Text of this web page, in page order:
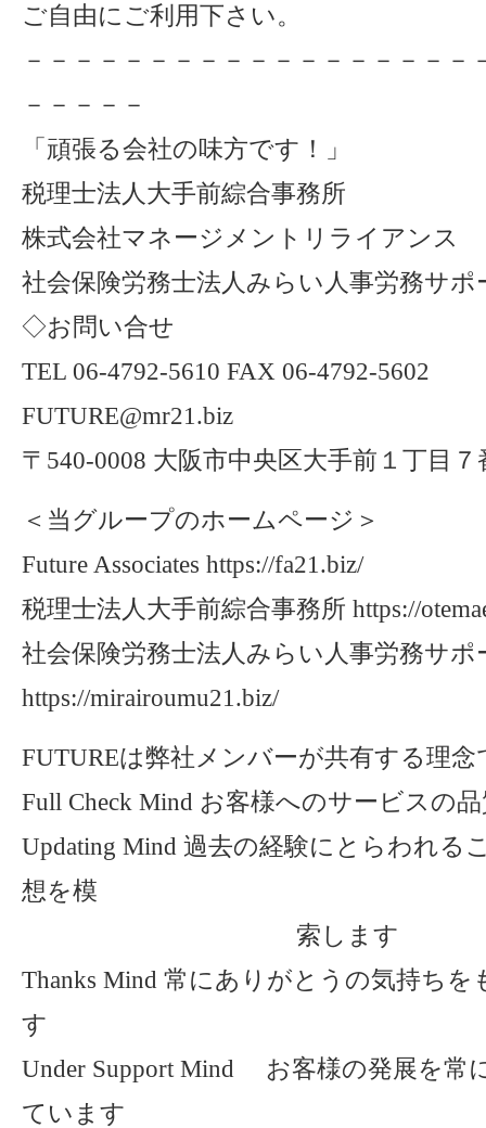
ご自由にご利用下さい。
－－－－－－－－－－－－－－－－－－
－－－－－
「頑張る会社の味方です！」
税理士法人大手前綜合事務所
株式会社マネージメントリライアンス
社会保険労務士法人みらい人事労務サポ
◇お問い合せ
TEL 06-4792-5610 FAX 06-4792-5602
FUTURE@mr21.biz
〒540-0008 大阪市中央区大手前１丁目
＜当グループのホームページ＞
Future Associates https://fa21.biz/
税理士法人大手前綜合事務所 https://
社会保険労務士法人みらい人事労務サポ
https://mirairoumu21.biz/
FUTUREは弊社メンバーが共有する理念
Full Check Mind お客様へのサービスの
Updating Mind 過去の経験にとらわれる
想を模
索します
Thanks Mind 常にありがとうの気持ち
す
Under Support Mind お客様の発展を常
ています